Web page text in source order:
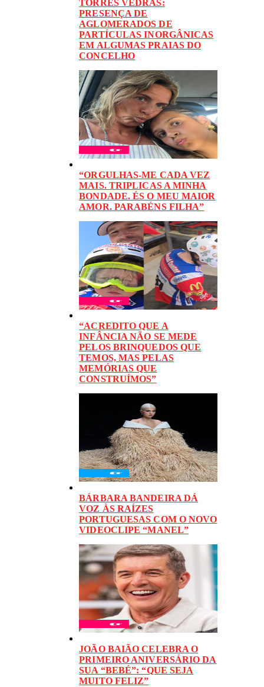
TORRES VEDRAS:
PRESENÇA DE
AGLOMERADOS DE
PARTÍCULAS INORGÂNICAS
EM ALGUMAS PRAIAS DO
CONCELHO
“ORGULHAS-ME CADA VEZ
MAIS. TRIPLICAS A MINHA
BONDADE. ÉS O MEU MAIOR
AMOR. PARABÉNS FILHA”
“ACREDITO QUE A
INFÂNCIA NÃO SE MEDE
PELOS BRINQUEDOS QUE
TEMOS, MAS PELAS
MEMÓRIAS QUE
CONSTRUÍMOS”
BÁRBARA BANDEIRA DÁ
VOZ ÀS RAÍZES
PORTUGUESAS COM O NOVO
VIDEOCLIPE “MANEL”
JOÃO BAIÃO CELEBRA O
PRIMEIRO ANIVERSÁRIO DA
SUA “BEBÉ”: “QUE SEJA
MUITO FELIZ”